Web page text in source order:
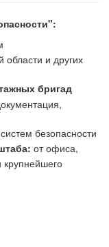
области и других
бригад
безопасности
от офиса,
крупнейшего